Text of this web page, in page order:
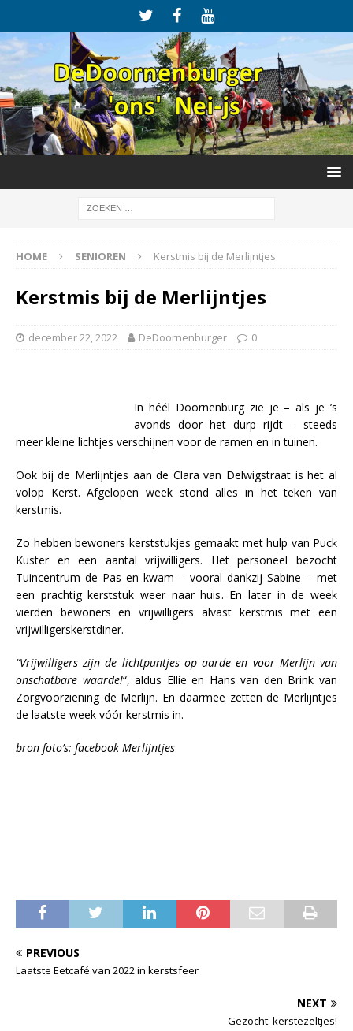
HOME SENIOREN Kerstmis bij de Merlijntjes
Kerstmis bij de Merlijntjes
december 22, 2022 DeDoornenburger 0
In héél Doornenburg zie je – als je ’s
avonds door het durp rijdt – steeds
meer kleine lichtjes verschijnen voor de ramen en in tuinen.
Ook bij de Merlijntjes aan de Clara van Delwigstraat is het al
volop Kerst. Afgelopen week stond alles in het teken van
kerstmis.
Zo hebben bewoners kerststukjes gemaakt met hulp van Puck
Kuster en een aantal vrijwilligers. Het personeel bezocht
Tuincentrum de Pas en kwam – vooral dankzij Sabine – met
een prachtig kerststuk weer naar huis. En later in de week
vierden bewoners en vrijwilligers alvast kerstmis met een
vrijwilligerskerstdiner.
“Vrijwilligers zijn de lichtpuntjes op aarde en voor Merlijn van
onschatbare waarde!“, aldus Ellie en Hans van den Brink van
Zorgvoorziening de Merlijn. En daarmee zetten de Merlijntjes
de laatste week vóór kerstmis in.
bron foto’s: facebook Merlijntjes
PREVIOUS
Laatste Eetcafé van 2022 in kerstsfeer
NEXT
Gezocht: kerstezeltjes!